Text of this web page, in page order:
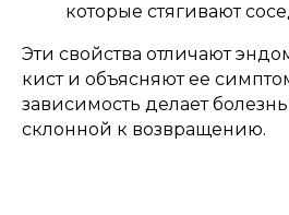
которые стягивают
Эти свойства отличают
кист и объясняют ее
зависимость делает
склонной к возвращению.